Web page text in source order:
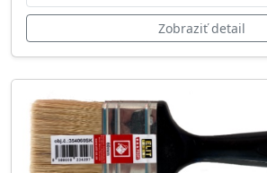
Zobraziť detail